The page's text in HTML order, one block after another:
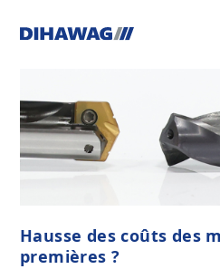
Hausse des coûts des
premières ?